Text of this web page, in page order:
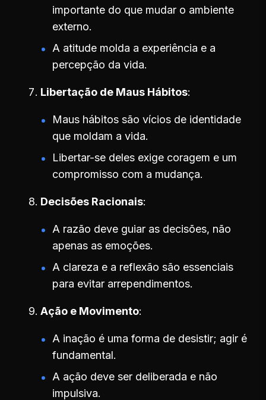
importante do que mudar o ambiente
externo.
A atitude molda a experiência e a
percepção da vida.
Libertação de Maus Hábitos
Maus hábitos são vícios de identidade
que moldam a vida.
Libertar-se deles exige coragem e um
compromisso com a mudança.
Decisões Racionais
A razão deve guiar as decisões, não
apenas as emoções.
A clareza e a reflexão são essenciais
para evitar arrependimentos.
Ação e Movimento
A inação é uma forma de desistir; agir é
fundamental.
A ação deve ser deliberada e não
impulsiva.